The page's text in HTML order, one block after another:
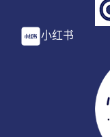
小红书